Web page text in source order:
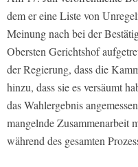
dem er eine Liste von
Meinung nach bei der
Obersten Gerichtshof
der Regierung, dass die
hinzu, dass sie es versäumt
das Wahlergebnis
mangelnde Zusammenarbeit
während des gesamten